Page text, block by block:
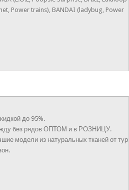
Power trains), BANDAI (ladybug, Power
до 95%.
без рядов ОПТОМ и в РОЗНИЦУ.
модели из натуральных тканей от тур